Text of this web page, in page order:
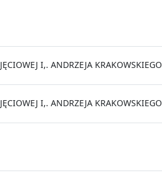
I,. ANDRZEJA KRAKOWSKIEGO
I,. ANDRZEJA KRAKOWSKIEGO